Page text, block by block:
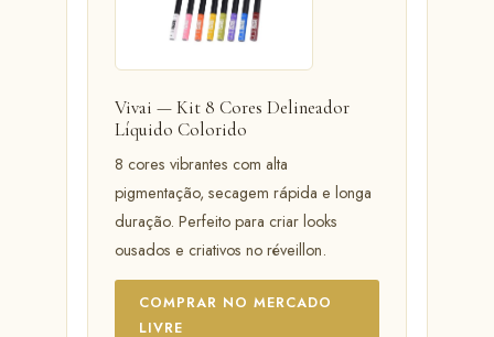
Vivai — Kit 8 Cores Delineador
Líquido Colorido
8 cores vibrantes com alta
pigmentação, secagem rápida e longa
duração. Perfeito para criar looks
ousados e criativos no réveillon.
COMPRAR NO MERCADO
LIVRE